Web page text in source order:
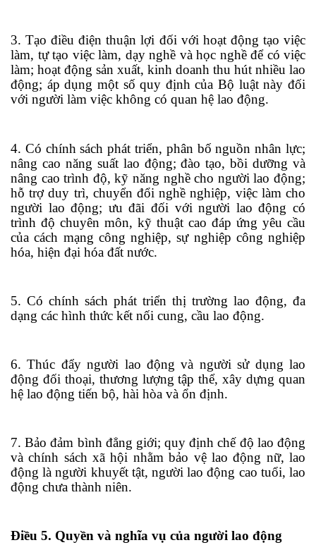
3. Tạo điềuđiện thuận lợi đối với hoạt động tạo việc
làm, tự tạo việc làm, dạy nghề và học nghề để có việc
làm; hoạt động sản xuất, kinh doanh thu hút nhiều lao
động; áp dụng một số quy định của Bộ luật này đối
với người làm việc không có quan hệ lao động.
4. Có chính sách phát triển, phân bố nguồn nhân lực;
nâng cao năng suất lao động; đào tạo, bồi dưỡng và
nâng cao trình độ, kỹ năng nghề cho người lao động;
hỗ trợ duy trì, chuyển đổi nghề nghiệp, việc làm cho
người lao động; ưu đãi đối với người lao động có
trình độ chuyên môn, kỹ thuật cao đáp ứng yêu cầu
của cách mạng công nghiệp, sự nghiệp công nghiệp
hóa, hiện đại hóa đất nước.
5. Có chính sách phát triển thị trường lao động, đa
dạng các hình thức kết nối cung, cầu lao động.
6. Thúc đẩy người lao động và người sử dụng lao
động đối thoại, thương lượng tập thể, xây dựng quan
hệ lao động tiến bộ, hài hòa và ổn định.
7. Bảo đảm bình đẳng giới; quy định chế độ lao động
và chính sách xã hội nhằm bảo vệ lao động nữ, lao
động là người khuyết tật, người lao động cao tuổi, lao
động chưa thành niên.
Điều 5. Quyền và nghĩa vụ của người lao động